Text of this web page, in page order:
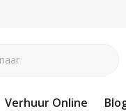
Verhuur Online